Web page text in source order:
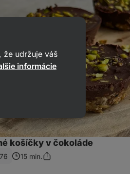
košíčky v čokoláde
15 min.Zdieľať
že udržuje váš
informácie